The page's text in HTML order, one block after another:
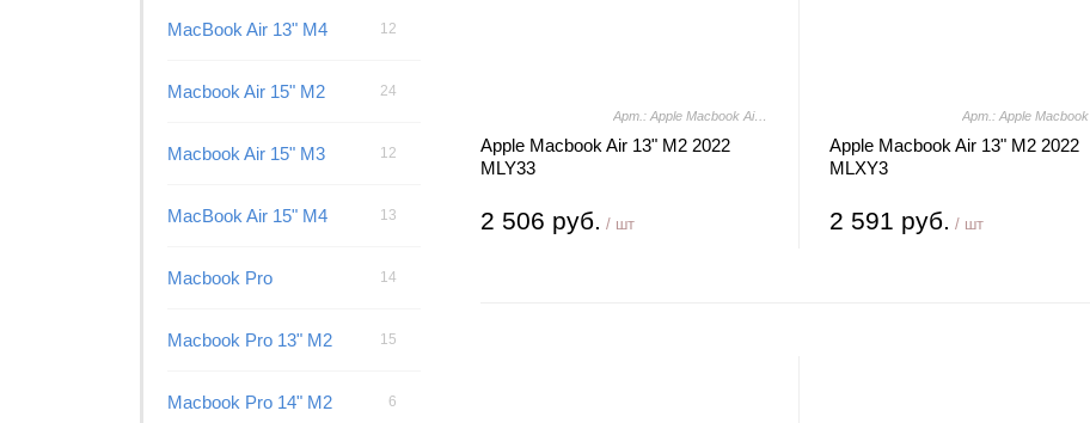
MacBook Air 13" M4 12
Macbook Air 15" M2 24
Macbook Air 15" M3 12
MacBook Air 15" M4 13
Macbook Pro 14
Macbook Pro 13" M2 15
Macbook Pro 14" M2 6
Арт.: Apple Macbook Air 13" M2 2022 MLY33
Apple Macbook Air 13" M2 2022
MLY33
2 506 руб. / шт
Apple Macbook Air 13" M2 2022
MLXY3
2 591 руб. / шт